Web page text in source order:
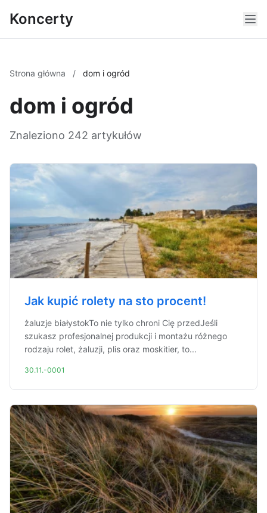
Koncerty
Strona główna / dom i ogród
dom i ogród
Znaleziono 242 artykułów
Jak kupić rolety na sto procent!
żaluzje białystokTo nie tylko chroni Cię przedJeśli
szukasz profesjonalnej produkcji i montażu różnego
rodzaju rolet, żaluzji, plis oraz moskitier, to...
30.11.-0001